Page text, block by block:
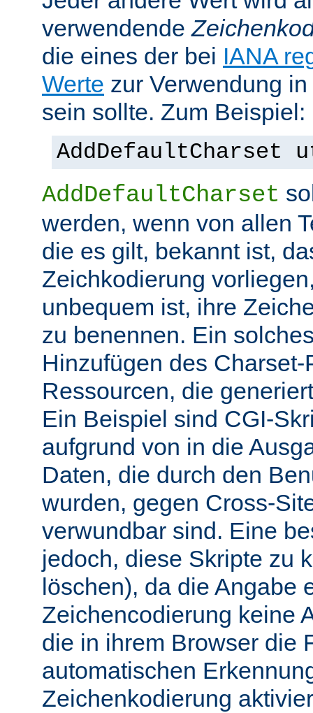
verwendende
die eines der bei IANA
Werte zur Verwendung
sein sollte. Zum Beispiel:
AddDefaultCharset
AddDefaultCharset
werden, wenn von allen
die es gilt, bekannt ist,
Zeichkodierung
unbequem ist, ihre
zu benennen. Ein
Hinzufügen des
Ressourcen, die
Ein Beispiel sind CGI-
aufgrund von in die
Daten, die durch den
wurden, gegen Cross-
verwundbar sind. Eine
jedoch, diese Skripte zu
löschen), da die Angabe
Zeichencodierung keine
die in ihrem Browser die
automatischen
Zeichenkodierung